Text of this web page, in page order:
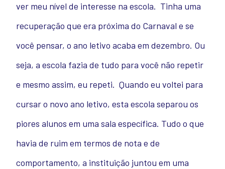
ver meu nível de interesse na escola. Tinha uma
recuperação que era próxima do Carnaval e se
você pensar, o ano letivo acaba em dezembro. Ou
seja, a escola fazia de tudo para você não repetir
e mesmo assim, eu repeti. Quando eu voltei para
cursar o novo ano letivo, esta escola separou os
piores alunos em uma sala específica. Tudo o que
havia de ruim em termos de nota e de
comportamento, a instituição juntou em uma